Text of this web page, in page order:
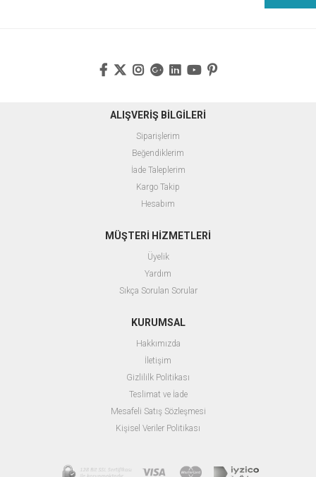
ALIŞVERİŞ BİLGİLERİ
Siparişlerim
Beğendiklerim
İade Taleplerim
Kargo Takip
Hesabım
MÜŞTERİ HİZMETLERİ
Üyelik
Yardım
Sıkça Sorulan Sorular
KURUMSAL
Hakkımızda
İletişim
Gizlililk Politikası
Teslimat ve İade
Mesafeli Satış Sözleşmesi
Kişisel Veriler Politikası